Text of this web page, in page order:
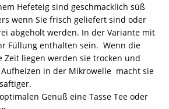
Hefeteig sind geschmacklich süß
wenn Sie frisch geliefert sind oder
abgeholt werden. In der Variante mit
Füllung enthalten sein. Wenn die
Zeit liegen werden sie trocken und
in der Mikrowelle macht sie
Genuß eine Tasse Tee oder